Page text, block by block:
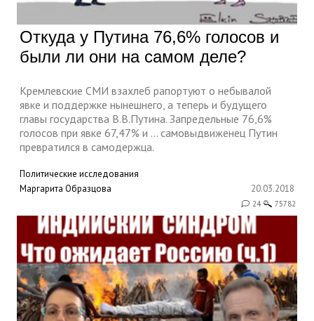
Откуда у Путина 76,6% голосов и
были ли они на самом деле?
Кремлевские СМИ взахлеб рапортуют о небывалой
явке и поддержке нынешнего, а теперь и будущего
главы государства В.В.Путина. Запредельные 76,6%
голосов при явке 67,47% и … самовыдвиженец Путин
превратился в самодержца.
Политические исследования
Маргарита Образцова
20.03.2018
24 75782